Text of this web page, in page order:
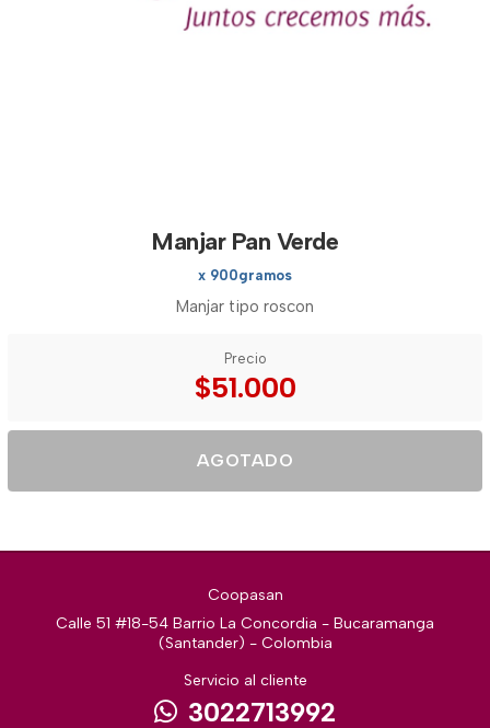
Manjar Pan Verde
x 900gramos
Manjar tipo roscon
Precio
$51.000
AGOTADO
Coopasan
Calle 51 #18-54 Barrio La Concordia - Bucaramanga
(Santander) - Colombia
Servicio al cliente
3022713992